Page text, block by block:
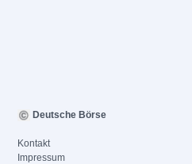
Deutsche Börse
Kontakt
Impressum